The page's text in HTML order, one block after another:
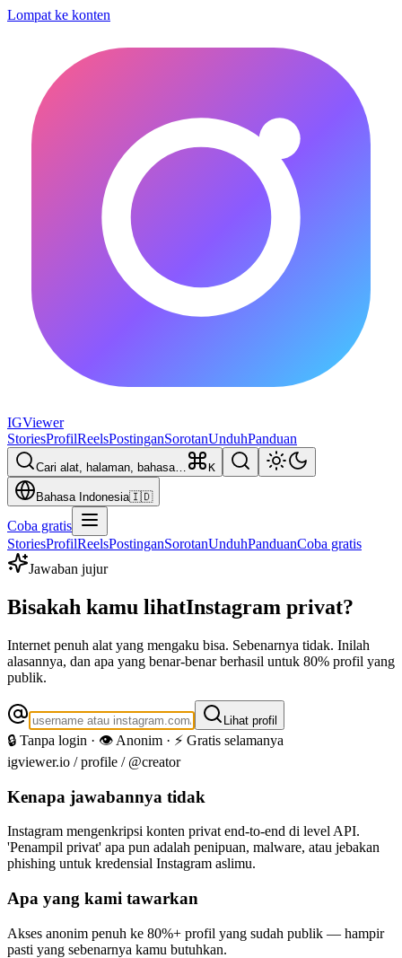
Lompat ke konten
IGViewer
StoriesProfilReelsPostinganSorotanUnduhPanduan
Cari alat, halaman, bahasa… K
Bahasa Indonesia🇮🇩
Coba gratis
StoriesProfilReelsPostinganSorotanUnduhPanduanCoba gratis
Jawaban jujur
Bisakah kamu lihatInstagram privat?
Internet penuh alat yang mengaku bisa. Sebenarnya tidak. Inilah
alasannya, dan apa yang benar-benar berhasil untuk 80% profil yang
publik.
Lihat profil
🔒 Tanpa login · 👁️ Anonim · ⚡ Gratis selamanya
igviewer.io /profile / @creator
Kenapa jawabannya tidak
Instagram mengenkripsi konten privat end-to-end di level API.
'Penampil privat' apa pun adalah penipuan, malware, atau jebakan
phishing untuk kredensial Instagram aslimu.
Apa yang kami tawarkan
Akses anonim penuh ke 80%+ profil yang sudah publik — hampir
pasti yang sebenarnya kamu butuhkan.